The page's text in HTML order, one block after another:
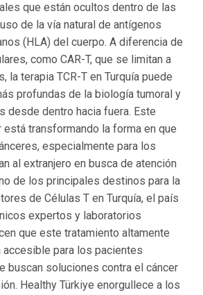
que están ocultos dentro de las
de la vía natural de antígenos
(HLA) del cuerpo. A diferencia de
como CAR-T, que se limitan a
la terapia TCR-T en Turquía puede
profundas de la biología tumoral y
desde dentro hacia fuera. Este
transformando la forma en que
especialmente para los
al extranjero en busca de atención
de los principales destinos para la
de Células T en Turquía, el país
expertos y laboratorios
que este tratamiento altamente
para los pacientes
buscan soluciones contra el cáncer
Healthy Türkiye enorgullece a los